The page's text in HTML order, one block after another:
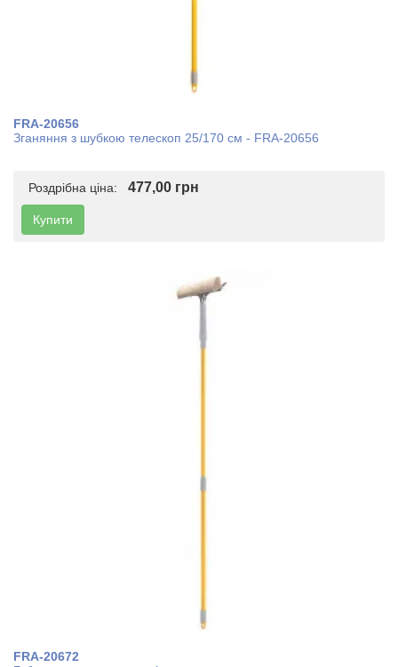
FRA-20656
Зганяння з шубкою телескоп 25/170 см - FRA-20656
Роздрібна ціна: 477,00 грн
Купити
FRA-20672